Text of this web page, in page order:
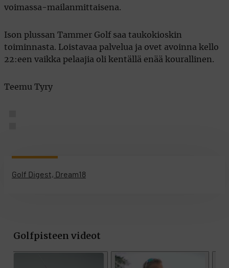
voimassa-mailanmittaisena.
Ison plussan Tammer Golf saa taukokioskin
toiminnasta. Loistavaa palvelua ja ovet avoinna kello
22:een vaikka pelaajia oli kentällä enää kourallinen.
Teemu Tyry
Golf Digest, Dream18